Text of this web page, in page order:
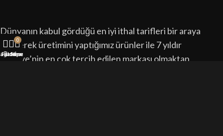
Dünyanın kabul gördüğü en iyi ithal tarifleri bir araya
getirerek üretimini yaptığımız ürünler ile 7 yıldır
Türkiye’nin en çok tercih edilen markası olmaktan
Filtreler
0
Sepet
Hesabım